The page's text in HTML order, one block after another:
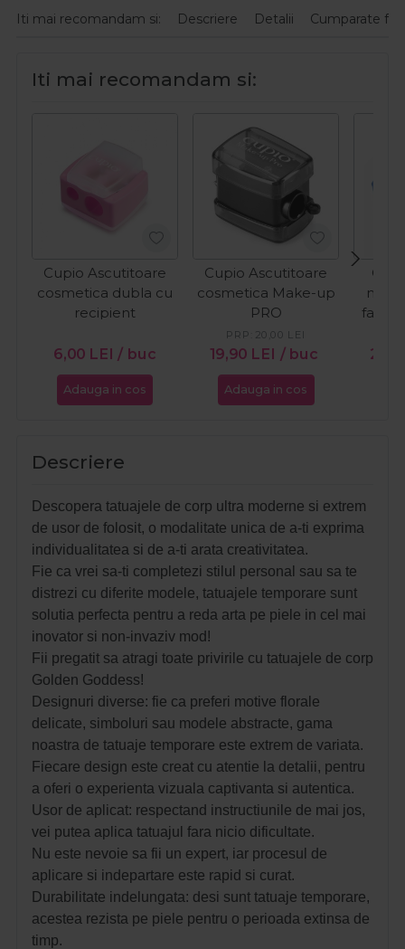
Iti mai recomandam si: Descriere Detalii Cumparate
Iti mai recomandam si:
Cupio Ascutitoare
cosmetica dubla cu
recipient
6,00 LEI / buc
Adauga in cos
Cupio Ascutitoare
cosmetica Make-up
PRO
19,90 LEI / buc
PRP: 20,00 LEI
Adauga in cos
fata
Descriere
Descopera tatuajele de corp ultra moderne si extrem
de usor de folosit, o modalitate unica de a-ti exprima
individualitatea si de a-ti arata creativitatea.
Fie ca vrei sa-ti completezi stilul personal sau sa te
distrezi cu diferite modele, tatuajele temporare sunt
solutia perfecta pentru a reda arta pe piele in cel mai
inovator si non-invaziv mod!
Fii pregatit sa atragi toate privirile cu tatuajele de corp
Golden Goddess!
Designuri diverse: fie ca preferi motive florale
delicate, simboluri sau modele abstracte, gama
noastra de tatuaje temporare este extrem de variata.
Fiecare design este creat cu atentie la detalii, pentru
a oferi o experienta vizuala captivanta si autentica.
Usor de aplicat: respectand instructiunile de mai jos,
vei putea aplica tatuajul fara nicio dificultate.
Nu este nevoie sa fii un expert, iar procesul de
aplicare si indepartare este rapid si curat.
Durabilitate indelungata: desi sunt tatuaje temporare,
acestea rezista pe piele pentru o perioada extinsa de
timp.